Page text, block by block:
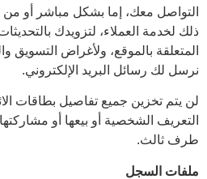
التواصل معك، إما بشكل مباشر أو من
ذلك لخدمة العملاء، لتزويدك
المتعلقة بالموقع، ولأغراض التسويق
نرسل لك رسائل البريد الإلكتروني.
لن يتم تخزين جميع تفاصيل بطاقات
التعريف الشخصية أو بيعها أو
طرف ثالث.
ملفات السجل